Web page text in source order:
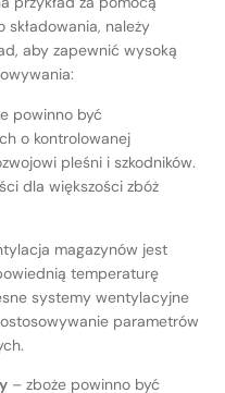
składowania, należy
aby zapewnić wysoką
powinno być
o kontrolowanej
pleśni i szkodników.
dla większości zbóż
magazynów jest
temperaturę
systemy wentylacyjne
parametrów
– zboże powinno być